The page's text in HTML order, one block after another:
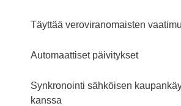
Täyttää veroviranomaisten
Automaattiset päivitykset
Synkronointi sähköisen
kanssa